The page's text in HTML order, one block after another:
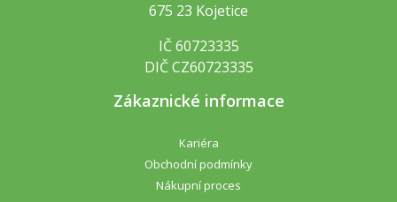
675 23 Kojetice
IČ 60723335
DIČ CZ60723335
Zákaznické informace
Kariéra
Obchodní podmínky
Nákupní proces